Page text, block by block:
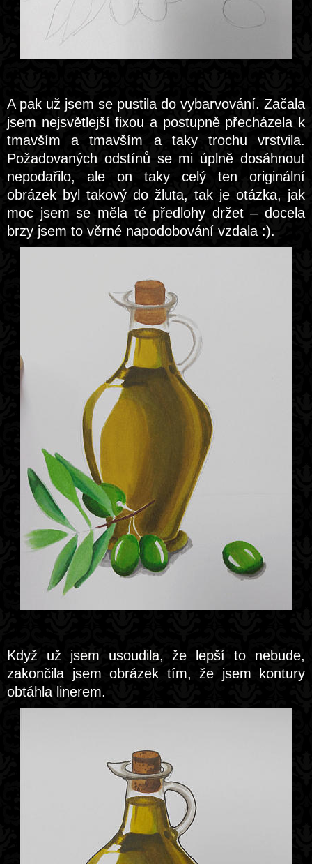
A pak už jsem se pustila do vybarvování. Začala
jsem nejsvětlejší fixou a postupně přecházela k
tmavším a tmavším a taky trochu vrstvila.
Požadovaných odstínů se mi úplně dosáhnout
nepodařilo, ale on taky celý ten originální
obrázek byl takový do žluta, tak je otázka, jak
moc jsem se měla té předlohy držet – docela
brzy jsem to věrné napodobování vzdala :).
Když už jsem usoudila, že lepší to nebude,
zakončila jsem obrázek tím, že jsem kontury
obtáhla linerem.